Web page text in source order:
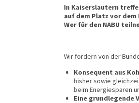
In Kaiserslautern
auf dem Platz vor
Wer für den NABU
Wir fordern von der
Konsequent aus
bisher sowie
beim Energiesparen
Eine grundlegende